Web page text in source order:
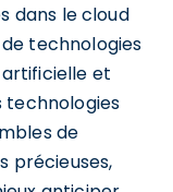
dans le cloud
technologies
et
technologies
de
précieuses,